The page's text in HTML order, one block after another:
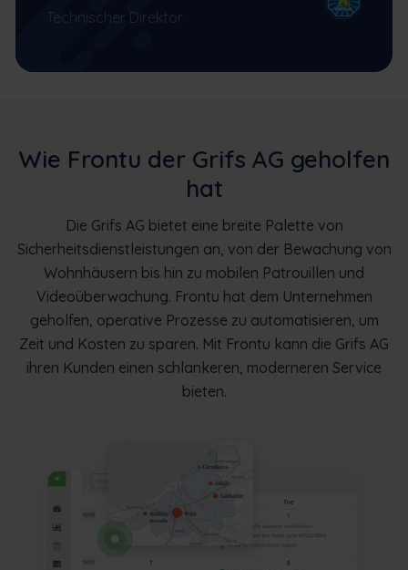
Technischer Direktor
Wie Frontu der Grifs AG geholfen
hat
Die Grifs AG bietet eine breite Palette von
Sicherheitsdienstleistungen an, von der Bewachung von
Wohnhäusern bis hin zu mobilen Patrouillen und
Videoüberwachung. Frontu hat dem Unternehmen
geholfen, operative Prozesse zu automatisieren, um
Zeit und Kosten zu sparen. Mit Frontu kann die Grifs AG
ihren Kunden einen schlankeren, moderneren Service
bieten.